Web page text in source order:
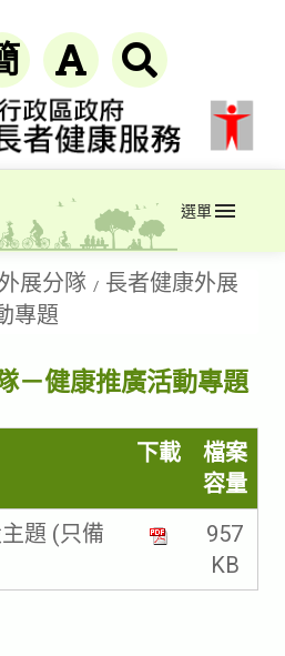
選單
展分隊
長者健康外展
專題
－健康推廣活動專題
下載
檔案
容量
題 (只備
957
KB